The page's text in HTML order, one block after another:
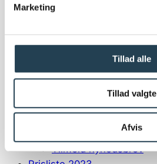
Marketing
Tillad alle
Tillad valgte
Afvis
Om os
Om os
Medarbejdere
Ledige stillinger
Tilmeld nyhedsbrev